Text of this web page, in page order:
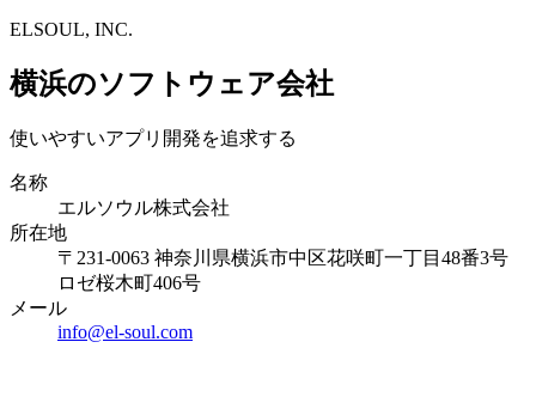
ELSOUL, INC.
横浜のソフトウェア会社
使いやすいアプリ開発を追求する
名称
エルソウル株式会社
所在地
〒231-0063 神奈川県横浜市中区花咲町一丁目48番3号
ロゼ桜木町406号
メール
info@el-soul.com